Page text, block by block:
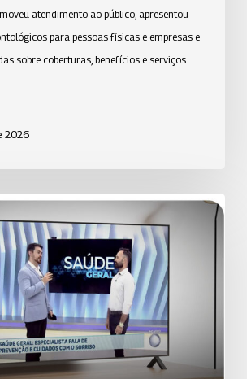
atendimento ao público, apresentou
para pessoas físicas e empresas e
sobre coberturas, benefícios e serviços
2026